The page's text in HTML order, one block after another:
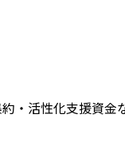
活性化支援資金